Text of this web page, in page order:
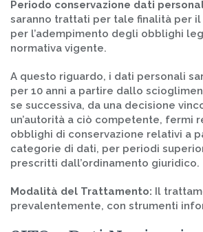
Periodo conservazione dati
saranno trattati per tale finalità per
per l’adempimento degli obblighi
normativa vigente.
A questo riguardo, i dati personali
per 10 anni a partire dallo
se successiva, da una decisione
un’autorità a ciò competente, fermi
obblighi di conservazione relativi a
categorie di dati, per periodi
prescritti dall’ordinamento giuridico.
Modalità del Trattamento: Il
prevalentemente, con strumenti